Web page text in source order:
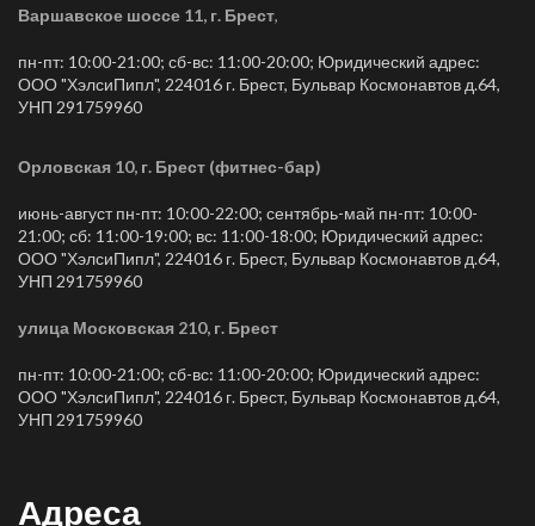
Варшавское шоссе 11, г. Брест,
пн-пт: 10:00-21:00; сб-вс: 11:00-20:00; Юридический адрес:
ООО "ХэлсиПипл", 224016 г. Брест, Бульвар Космонавтов д.64,
УНП 291759960
Орловская 10, г. Брест (фитнес-бар)
июнь-август пн-пт: 10:00-22:00; сентябрь-май пн-пт: 10:00-
21:00; сб: 11:00-19:00; вс: 11:00-18:00; Юридический адрес:
ООО "ХэлсиПипл", 224016 г. Брест, Бульвар Космонавтов д.64,
УНП 291759960
улица Московская 210, г. Брест
пн-пт: 10:00-21:00; сб-вс: 11:00-20:00; Юридический адрес:
ООО "ХэлсиПипл", 224016 г. Брест, Бульвар Космонавтов д.64,
УНП 291759960
Адреса